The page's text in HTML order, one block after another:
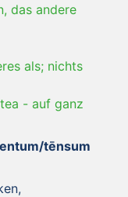
das andere
als; nichts
- auf ganz
tēnsum